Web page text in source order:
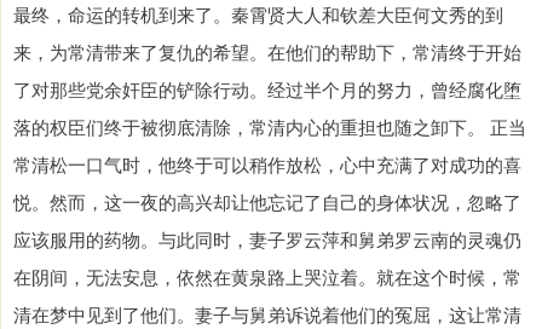
最终，命运的转机到来了。秦霄贤大人和钦差大臣何文秀的到
来，为常清带来了复仇的希望。在他们的帮助下，常清终于开始
了对那些党余奸臣的铲除行动。经过半个月的努力，曾经腐化堕
落的权臣们终于被彻底清除，常清内心的重担也随之卸下。 正当
常清松一口气时，他终于可以稍作放松，心中充满了对成功的喜
悦。然而，这一夜的高兴却让他忘记了自己的身体状况，忽略了
应该服用的药物。与此同时，妻子罗云萍和舅弟罗云南的灵魂仍
在阴间，无法安息，依然在黄泉路上哭泣着。就在这个时候，常
清在梦中见到了他们。妻子与舅弟诉说着他们的冤屈，这让常清